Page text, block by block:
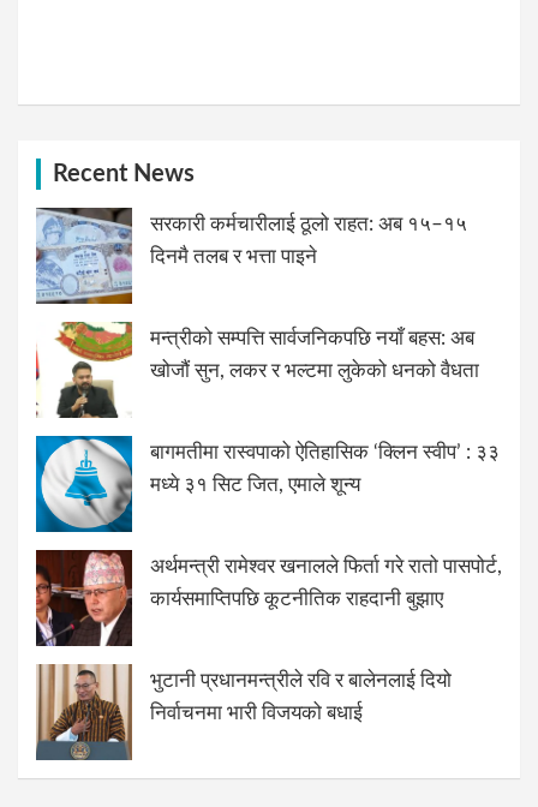
Recent News
सरकारी कर्मचारीलाई ठूलो राहत: अब १५–१५
दिनमै तलब र भत्ता पाइने
मन्त्रीको सम्पत्ति सार्वजनिकपछि नयाँ बहस: अब
खोजौं सुन, लकर र भल्टमा लुकेको धनको वैधता
बागमतीमा रास्वपाको ऐतिहासिक ‘क्लिन स्वीप’ : ३३
मध्ये ३१ सिट जित, एमाले शून्य
अर्थमन्त्री रामेश्वर खनालले फिर्ता गरे रातो पासपोर्ट,
कार्यसमाप्तिपछि कूटनीतिक राहदानी बुझाए
भुटानी प्रधानमन्त्रीले रवि र बालेनलाई दियो
निर्वाचनमा भारी विजयको बधाई